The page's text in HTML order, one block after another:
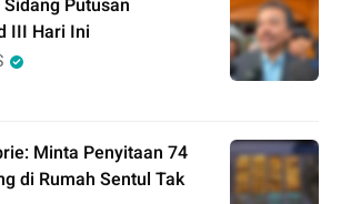
Putusan
III Hari Ini
Minta Penyitaan 74
di Rumah Sentul Tak